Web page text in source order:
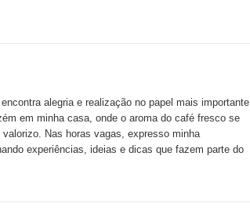
alegria e realização no papel mais importante
em minha casa, onde o aroma do café fresco se
Nas horas vagas, expresso minha
experiências, ideias e dicas que fazem parte do